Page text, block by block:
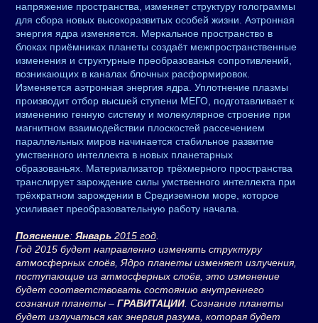
напряжение пространства, изменяет структуру голограммы
для сбора новых высокоразвитых особей жизни. Аэтронная
энергия ядра изменяется. Меркальное пространство в
блоках приёмниках планеты создаёт межпространственные
изменения и структурные преобразованья сопротивлений,
возникающих в каналах блочных расформировок.
Изменяется аэтронная энергия ядра. Уплотнение плазмы
производит отбор высшей ступени МЕГО, подготавливает к
изменению генную систему и молекулярное строение при
магнитном взаимодействии плоскостей рассечением
параллельных миров начинается стабильное развитие
умственного интеллекта в новых планетарных
образованьях. Материализатор трёхмерного пространства
транслирует зарождение силы умственного интеллекта при
трёхкратном зарождении в Средиземном море, которое
усиливает преобразовательную работу начала.
Пояснение: Январь 2015 год
Год 2015 будет направленно изменять структуру
атмосферных слоёв, Ядро планеты изменяет излучения,
поступающие из атмосферных слоёв, это изменение
будет соответствовать состоянию внутреннего
сознания планеты – ГРАВИТАЦИИ. Сознание планеты
будет излучаться как энергия разума, которая будет